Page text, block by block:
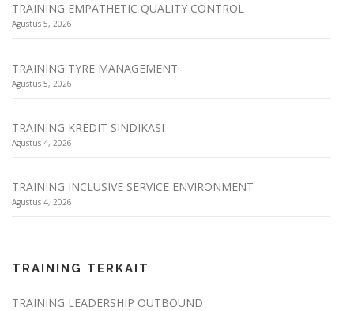
TRAINING EMPATHETIC QUALITY CONTROL
Agustus 5, 2026
TRAINING TYRE MANAGEMENT
Agustus 5, 2026
TRAINING KREDIT SINDIKASI
Agustus 4, 2026
TRAINING INCLUSIVE SERVICE ENVIRONMENT
Agustus 4, 2026
TRAINING TERKAIT
TRAINING LEADERSHIP OUTBOUND